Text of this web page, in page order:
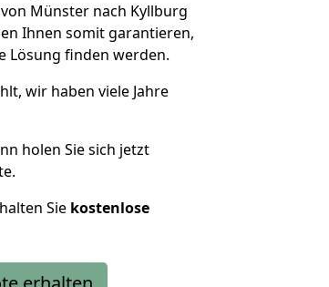
Münster nach Kyllburg
Ihnen somit garantieren,
Lösung finden werden.
wir haben viele Jahre
holen Sie sich jetzt
Sie kostenlose